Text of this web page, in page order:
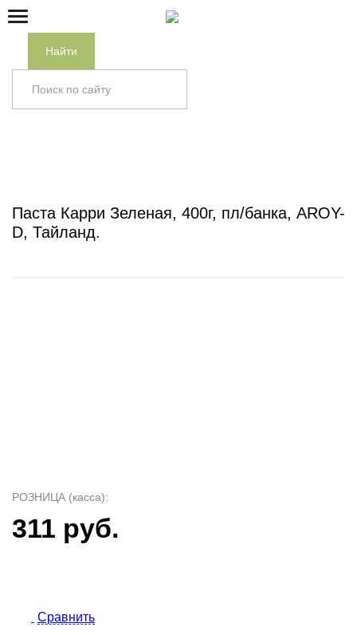
Найти
Паста Карри Зеленая, 400г, пл/банка, AROY-
D, Тайланд.
РОЗНИЦА (касса):
311 руб.
Сравнить